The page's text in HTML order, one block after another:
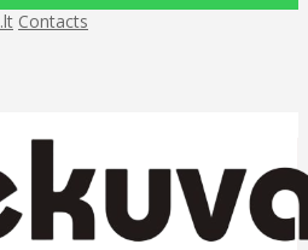
Contacts